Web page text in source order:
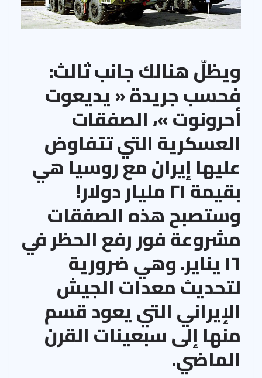
ويظلّ هنالك جانب ثالث:
فحسب جريدة « يديعوت
أحرونوت »، الصفقات
العسكرية التي تتفاوض
عليها إيران مع روسيا هي
بقيمة ٢١ مليار دولار!
وستصبح هذه الصفقات
مشروعة فور رفع الحظر في
١٦ يناير. وهي ضرورية
لتحديث معدات الجيش
الإيراني التي يعود قسم
منها إلى سبعينات القرن
الماضي.